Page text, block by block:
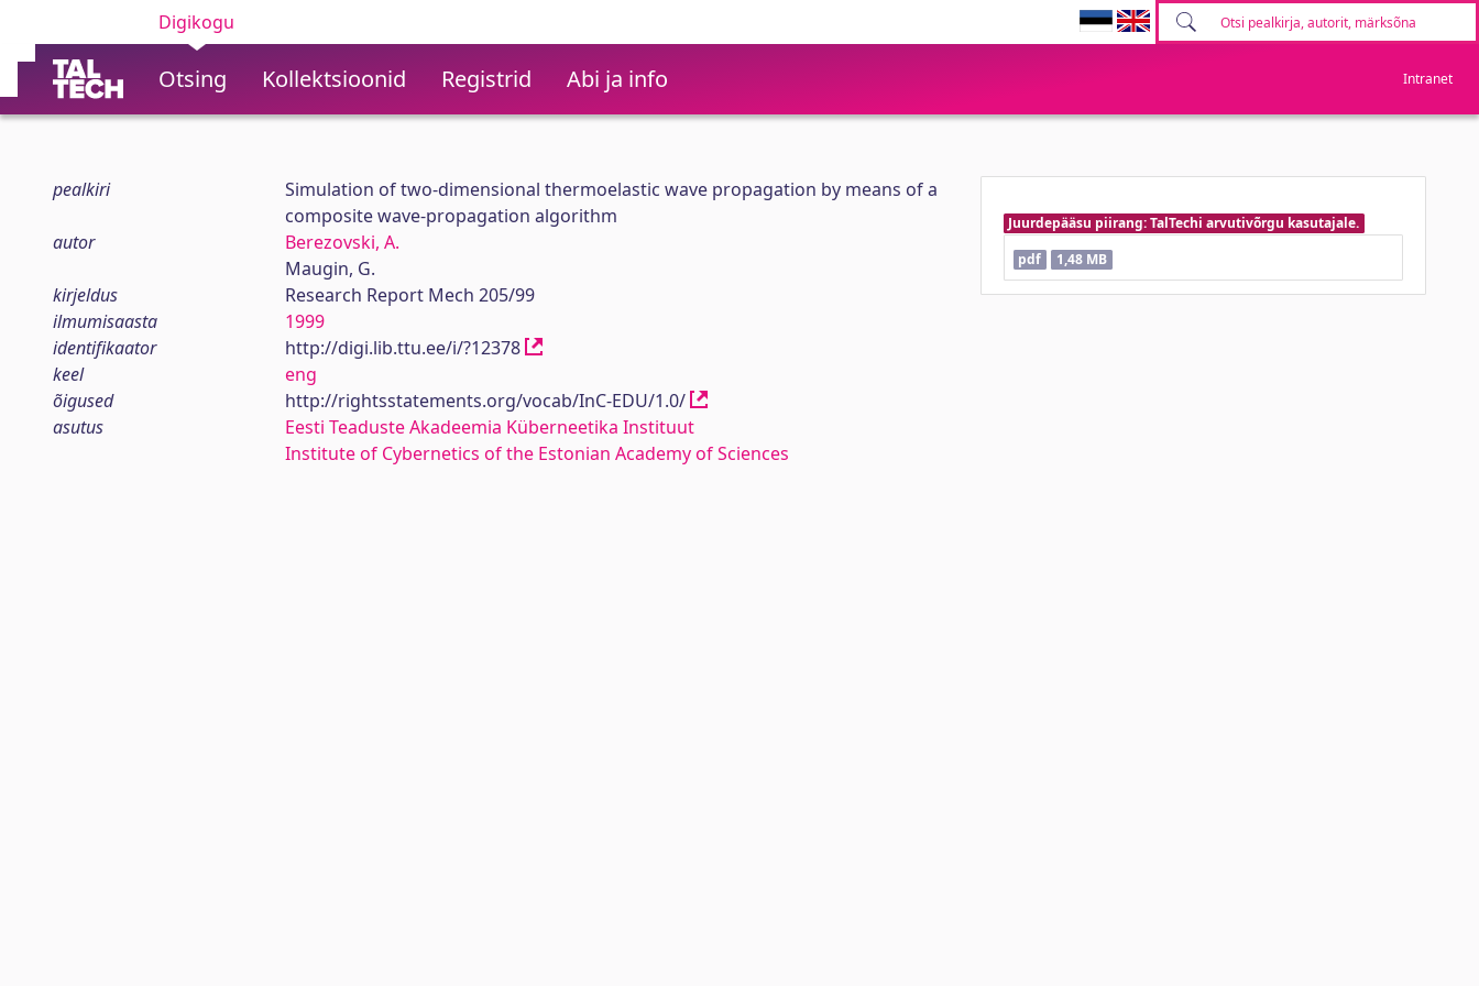
Digikogu
Otsing Kollektsioonid Registrid Abi ja info Intranet
pealkiri
Simulation of two-dimensional thermoelastic wave propagation by means of a
composite wave-propagation algorithm
autor
Berezovski, A.
Maugin, G.
kirjeldus
Research Report Mech 205/99
ilmumisaasta
1999
identifikaator
http://digi.lib.ttu.ee/i/?12378
keel
eng
õigused
http://rightsstatements.org/vocab/InC-EDU/1.0/
asutus
Eesti Teaduste Akadeemia Küberneetika Instituut
Institute of Cybernetics of the Estonian Academy of Sciences
Juurdepääsu piirang: TalTechi arvutivõrgu kasutajale.
pdf
1,48 MB